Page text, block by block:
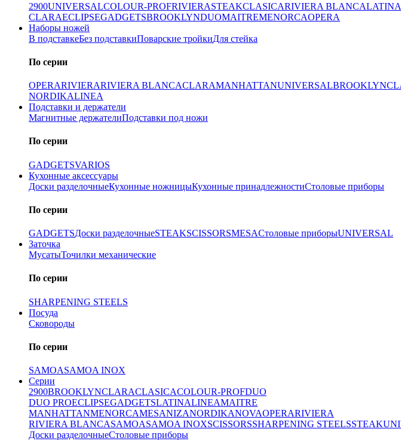
2900UNIVERSALCOLOUR-PROFRIVIERASTEAKCLASICARIVIERA BLANCALATINA
CLARAECLIPSEGADGETSBROOKLYNDUOMAITREMENORCAOPERA
Наборы ножей
В подставкеБез подставкиПоварские тройкиДля стейка
По серии
OPERARIVIERARIVIERA BLANCACLARAMANHATTANUNIVERSALBROOKLYN
NORDIKALINEA
Подставки и держатели
Магнитные держателиПодставки под ножи
По серии
GADGETSVARIOS
Кухонные аксессуары
Доски разделочныеКухонные ножницыКухонные принадлежностиСтоловые приборы
По серии
GADGETSДоски разделочныеSTEAKSCISSORSMESAСтоловые приборыUNIVERSAL
Заточка
МусатыТочилки механические
По серии
SHARPENING STEELS
Посуда
Сковороды
По серии
SAMOASAMOA INOX
Серии
2900BROOKLYNCLARACLASICACOLOUR-PROFDUO
DUO PROECLIPSEGADGETSLATINALINEAMAITRE
MANHATTANMENORCAMESANIZANORDIKANOVAOPERARIVIERA
RIVIERA BLANCASAMOASAMOA INOXSCISSORSSHARPENING STEELSSTEAK
Доски разделочныеСтоловые приборы